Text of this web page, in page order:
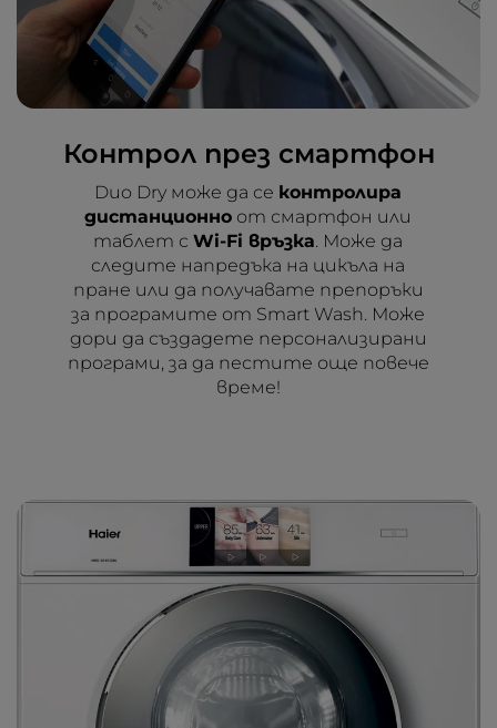
Контрол през смартфон
Duo Dry може да се контролира
дистанционно от смартфон или
таблет сWi-Fi връзка. Може да
следите напредъка на цикъла на
пране или да получавате препоръки
за програмите от Smart Wash. Може
дори да създадете персонализирани
програми, за да пестите още повече
време!